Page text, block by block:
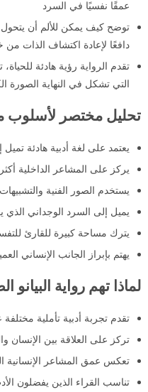
عمقًا نفسيًا في السرد
توضح كيف يمكن للألم أن
دافعًا لإعادة اكتشاف الذات من
تقدم الرواية رؤية هادئة
التي تشكل في النهاية الصورة
تحليل مختصر
يعتمد على لغة أدبية هادئة تميل
يركز على المشاعر الداخلية
يستخدم الصور الفنية
يميل إلى السرد الوجداني الذي
يترك مساحة كبيرة للقارئ
يهتم بإبراز الجانب الإنساني
لماذا تهم رواية البيانو
تقدم تجربة أدبية تأملية
تركز على العلاقة بين الإنسان
تعكس عمق المشاعر الإنسانية
تناسب القراء الذين يفضلون